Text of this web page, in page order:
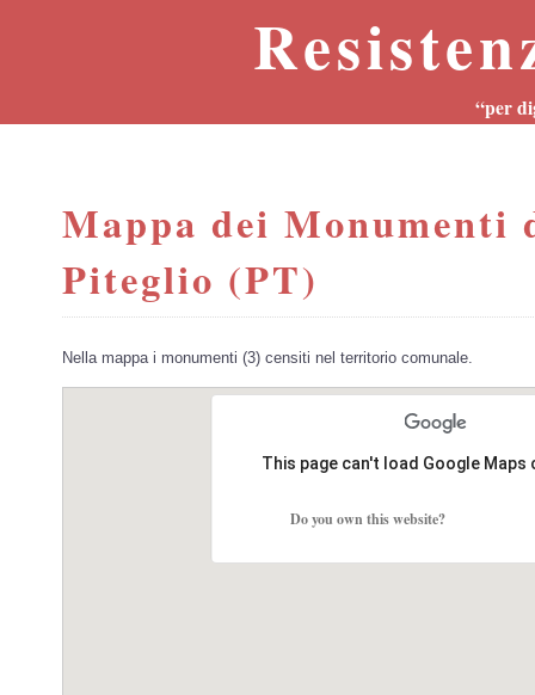
“per
Mappa dei Monumenti
Piteglio (PT)
Nella mappa i monumenti (3) censiti nel territorio comunale.
This page can't load Google
Do you own this website?